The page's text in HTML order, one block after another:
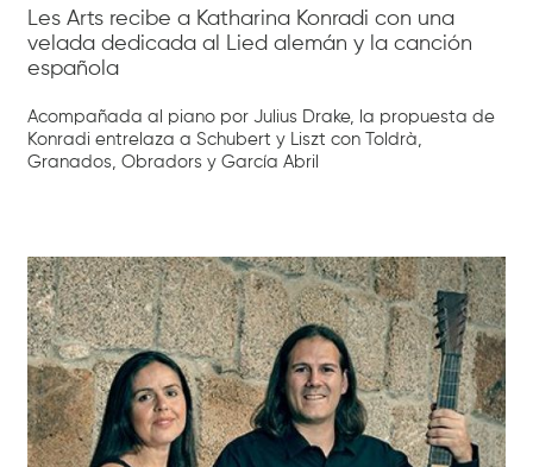
Les Arts recibe a Katharina Konradi con una
velada dedicada al Lied alemán y la canción
española
Acompañada al piano por Julius Drake, la propuesta de
Konradi entrelaza a Schubert y Liszt con Toldrà,
Granados, Obradors y García Abril